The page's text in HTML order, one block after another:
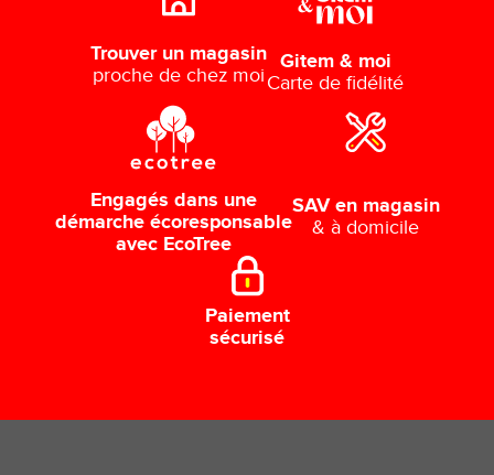
Trouver un magasin
proche de chez moi
Gitem & moi
Carte de fidélité
Engagés dans une
démarche écoresponsable
avec EcoTree
SAV en magasin
& à domicile
Paiement
sécurisé